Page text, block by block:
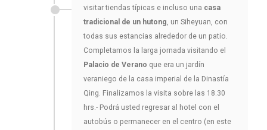
visitar tiendas típicas e incluso una casa
tradicional de un hutong, un Siheyuan, con
todas sus estancias alrededor de un patio.
Completamos la larga jornada visitando el
Palacio de Verano que era un jardín
veraniego de la casa imperial de la Dinastía
Qing. Finalizamos la visita sobre las 18.30
hrs.- Podrá usted regresar al hotel con el
autobús o permanecer en el centro (en este